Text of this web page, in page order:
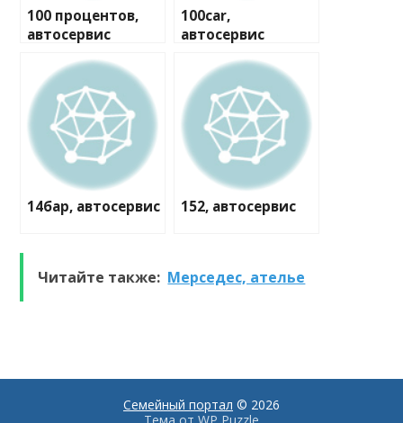
100 процентов,
автосервис
100car,
автосервис
14бар, автосервис 152, автосервис
Читайте также: Мерседес, ателье
Семейный портал © 2026